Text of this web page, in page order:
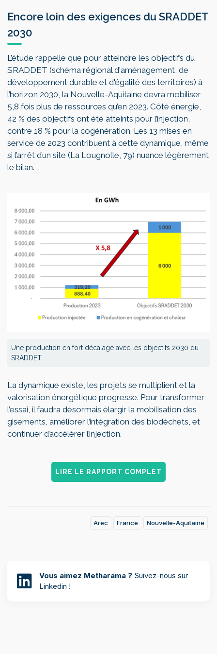
Encore loin des exigences du SRADDET
2030
L’étude rappelle que pour atteindre les objectifs du
SRADDET (schéma régional d'aménagement, de
développement durable et d'égalité des territoires) à
l’horizon 2030, la Nouvelle-Aquitaine devra mobiliser
5,8 fois plus de ressources qu’en 2023. Côté énergie,
42 % des objectifs ont été atteints pour l’injection,
contre 18 % pour la cogénération. Les 13 mises en
service de 2023 contribuent à cette dynamique, même
si l’arrêt d’un site (La Lougnolle, 79) nuance légèrement
le bilan.
Une production en fort décalage avec les objectifs 2030 du
SRADDET
La dynamique existe, les projets se multiplient et la
valorisation énergétique progresse. Pour transformer
l’essai, il faudra désormais élargir la mobilisation des
gisements, améliorer l’intégration des biodéchets, et
continuer d’accélérer l’injection.
LIRE LE RAPPORT COMPLET
Arec France Nouvelle-Aquitaine
Vous aimez Metharama ? Suivez-nous sur
Linkedin !